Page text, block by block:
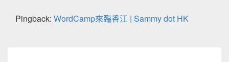
Pingback: WordCamp來臨香江 | Sammy dot HK